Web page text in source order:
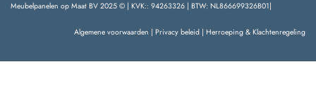
Meubelpanelen op Maat BV 2025 © | KVK:: 94263326 | BTW: NL866699326B01|
Algemene voorwaarden | Privacy beleid | Herroeping & Klachtenregeling